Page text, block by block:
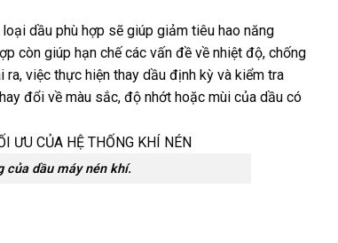
dầu phù hợp sẽ giúp giảm tiêu hao năng
còn giúp hạn chế các vấn đề về nhiệt độ, chống
việc thực hiện thay dầu định kỳ và kiểm tra
đổi về màu sắc, độ nhớt hoặc mùi của dầu có
của dầu máy nén khí.